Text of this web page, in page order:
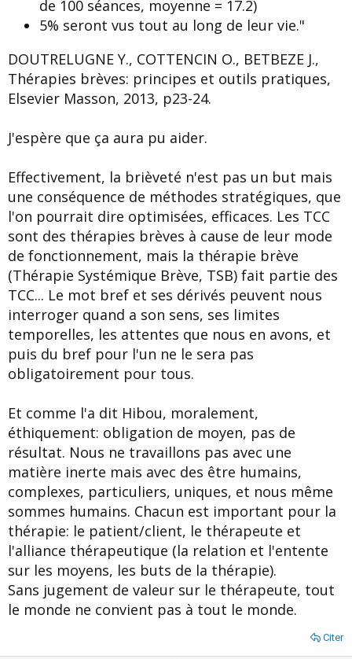
de 100 séances, moyenne = 17.2)
5% seront vus tout au long de leur vie."
DOUTRELUGNE Y., COTTENCIN O., BETBEZE J.,
Thérapies brèves: principes et outils pratiques,
Elsevier Masson, 2013, p23-24.
J'espère que ça aura pu aider.
Effectivement, la brièveté n'est pas un but mais
une conséquence de méthodes stratégiques, que
l'on pourrait dire optimisées, efficaces. Les TCC
sont des thérapies brèves à cause de leur mode
de fonctionnement, mais la thérapie brève
(Thérapie Systémique Brève, TSB) fait partie des
TCC... Le mot bref et ses dérivés peuvent nous
interroger quand a son sens, ses limites
temporelles, les attentes que nous en avons, et
puis du bref pour l'un ne le sera pas
obligatoirement pour tous.
Et comme l'a dit Hibou, moralement,
éthiquement: obligation de moyen, pas de
résultat. Nous ne travaillons pas avec une
matière inerte mais avec des être humains,
complexes, particuliers, uniques, et nous même
sommes humains. Chacun est important pour la
thérapie: le patient/client, le thérapeute et
l'alliance thérapeutique (la relation et l'entente
sur les moyens, les buts de la thérapie).
Sans jugement de valeur sur le thérapeute, tout
le monde ne convient pas à tout le monde.
Citer